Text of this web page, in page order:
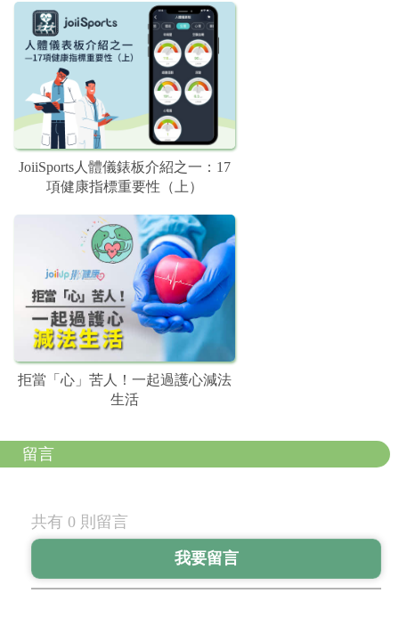
JoiiSports人體儀錶板介紹之一：17
項健康指標重要性（上）
拒當「心」苦人！一起過護心減法
生活
留言
共有 0 則留言